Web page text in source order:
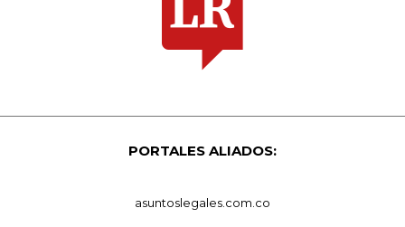
PORTALES ALIADOS:
asuntoslegales.com.co